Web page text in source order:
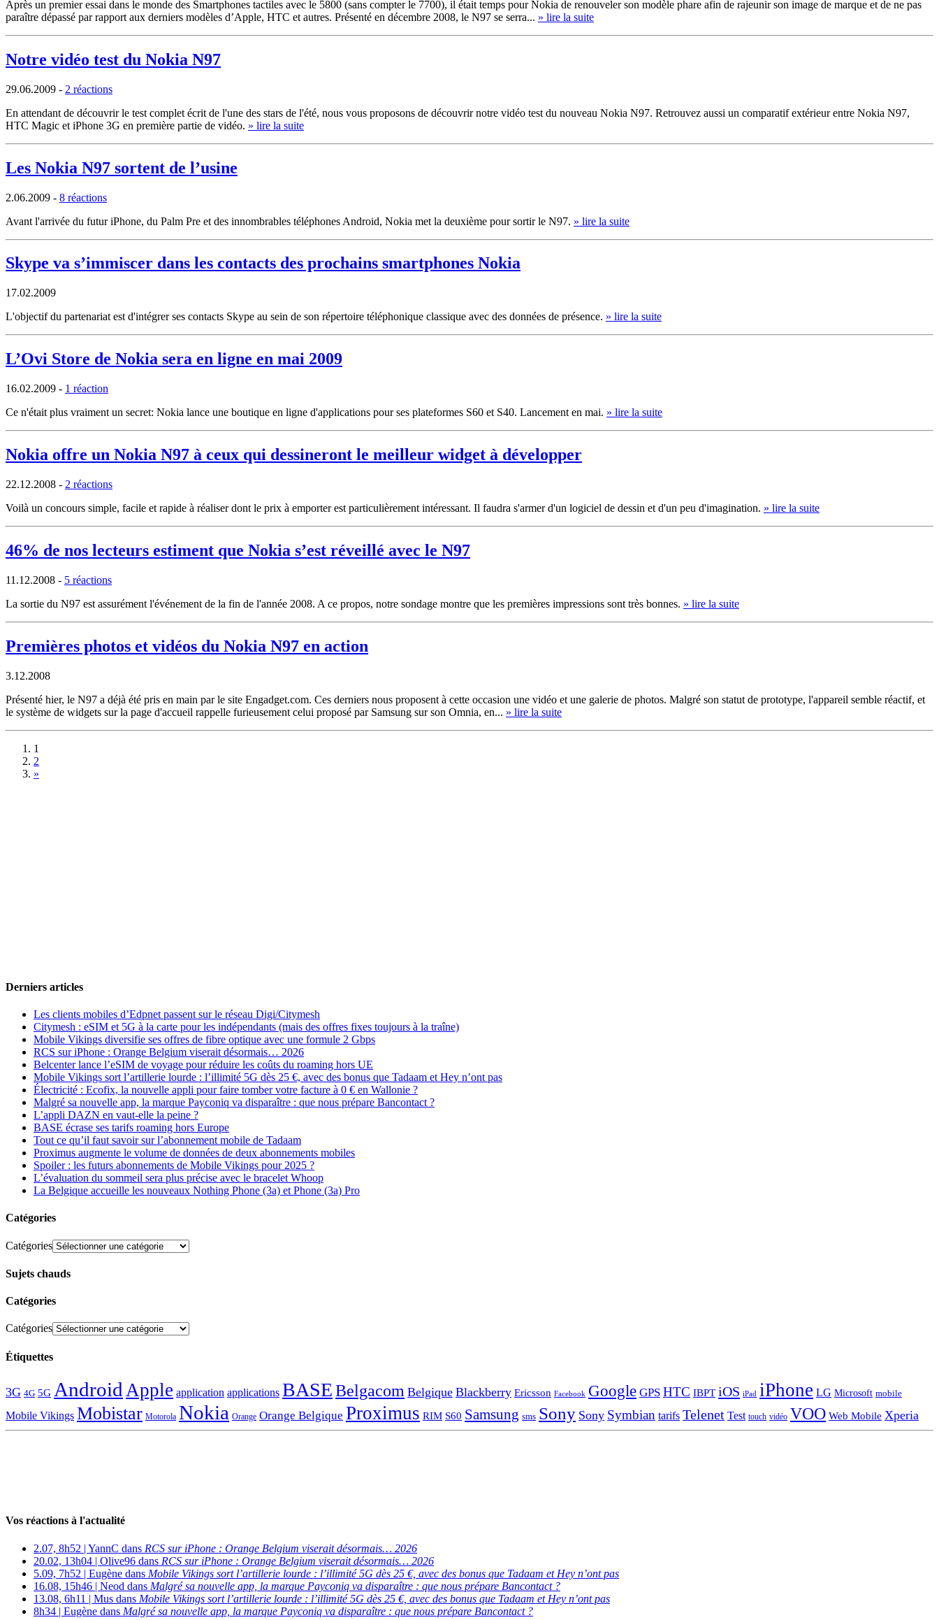
Après un premier essai dans le monde des Smartphones tactiles avec le 5800 (sans compter le 7700), il était temps pour Nokia de renouveler son modèle phare afin de rajeunir son image de marque et de ne pas
paraître dépassé par rapport aux derniers modèles d’Apple, HTC et autres. Présenté en décembre 2008, le N97 se serra... » lire la suite
Notre vidéo test du Nokia N97
29.06.2009 - 2 réactions
En attendant de découvrir le test complet écrit de l'une des stars de l'été, nous vous proposons de découvrir notre vidéo test du nouveau Nokia N97. Retrouvez aussi un comparatif extérieur entre Nokia N97,
HTC Magic et iPhone 3G en première partie de vidéo. » lire la suite
Les Nokia N97 sortent de l’usine
2.06.2009 - 8 réactions
Avant l'arrivée du futur iPhone, du Palm Pre et des innombrables téléphones Android, Nokia met la deuxième pour sortir le N97. » lire la suite
Skype va s’immiscer dans les contacts des prochains smartphones Nokia
17.02.2009
L'objectif du partenariat est d'intégrer ses contacts Skype au sein de son répertoire téléphonique classique avec des données de présence. » lire la suite
L’Ovi Store de Nokia sera en ligne en mai 2009
16.02.2009 - 1 réaction
Ce n'était plus vraiment un secret: Nokia lance une boutique en ligne d'applications pour ses plateformes S60 et S40. Lancement en mai. » lire la suite
Nokia offre un Nokia N97 à ceux qui dessineront le meilleur widget à développer
22.12.2008 - 2 réactions
Voilà un concours simple, facile et rapide à réaliser dont le prix à emporter est particulièrement intéressant. Il faudra s'armer d'un logiciel de dessin et d'un peu d'imagination. » lire la suite
46% de nos lecteurs estiment que Nokia s’est réveillé avec le N97
11.12.2008 - 5 réactions
La sortie du N97 est assurément l'événement de la fin de l'année 2008. A ce propos, notre sondage montre que les premières impressions sont très bonnes. » lire la suite
Premières photos et vidéos du Nokia N97 en action
3.12.2008
Présenté hier, le N97 a déjà été pris en main par le site Engadget.com. Ces derniers nous proposent à cette occasion une vidéo et une galerie de photos. Malgré son statut de prototype, l'appareil semble réactif, et
le système de widgets sur la page d'accueil rappelle furieusement celui proposé par Samsung sur son Omnia, en... » lire la suite
1
2
»
Derniers articles
Les clients mobiles d’Edpnet passent sur le réseau Digi/Citymesh
Citymesh : eSIM et 5G à la carte pour les indépendants (mais des offres fixes toujours à la traîne)
Mobile Vikings diversifie ses offres de fibre optique avec une formule 2 Gbps
RCS sur iPhone : Orange Belgium viserait désormais… 2026
Belcenter lance l’eSIM de voyage pour réduire les coûts du roaming hors UE
Mobile Vikings sort l’artillerie lourde : l’illimité 5G dès 25 €, avec des bonus que Tadaam et Hey n’ont pas
Électricité : Ecofix, la nouvelle appli pour faire tomber votre facture à 0 € en Wallonie ?
Malgré sa nouvelle app, la marque Payconiq va disparaître : que nous prépare Bancontact ?
L’appli DAZN en vaut-elle la peine ?
BASE écrase ses tarifs roaming hors Europe
Tout ce qu’il faut savoir sur l’abonnement mobile de Tadaam
Proximus augmente le volume de données de deux abonnements mobiles
Spoiler : les futurs abonnements de Mobile Vikings pour 2025 ?
L’évaluation du sommeil sera plus précise avec le bracelet Whoop
La Belgique accueille les nouveaux Nothing Phone (3a) et Phone (3a) Pro
Catégories
Catégories
Sujets chauds
Catégories
Catégories
Étiquettes
3G 4G 5G Android Apple application applications BASEBelgacom Belgique Blackberry Ericsson Facebook Google GPS HTC IBPT iOS iPad iPhone LG Microsoft mobile
Mobile Vikings Mobistar Motorola Nokia Orange Orange Belgique Proximus RIM S60 Samsung sms Sony Sony Symbian tarifs Telenet Test touch vidéo VOO Web Mobile Xperia
Vos réactions à l'actualité
2.07, 8h52 | YannC dans RCS sur iPhone : Orange Belgium viserait désormais… 2026
20.02, 13h04 | Olive96 dans RCS sur iPhone : Orange Belgium viserait désormais… 2026
5.09, 7h52 | Eugène dans Mobile Vikings sort l’artillerie lourde : l’illimité 5G dès 25 €, avec des bonus que Tadaam et Hey n’ont pas
16.08, 15h46 | Neod dans Malgré sa nouvelle app, la marque Payconiq va disparaître : que nous prépare Bancontact ?
13.08, 6h11 | Mus dans Mobile Vikings sort l’artillerie lourde : l’illimité 5G dès 25 €, avec des bonus que Tadaam et Hey n’ont pas
8h34 | Eugène dans Malgré sa nouvelle app, la marque Payconiq va disparaître : que nous prépare Bancontact ?